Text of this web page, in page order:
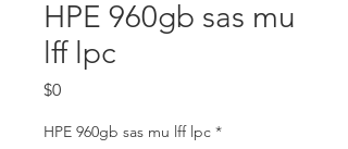
HPE 960gb sas mu
lff lpc
$0Precio
HPE 960gb sas mu lff lpc *